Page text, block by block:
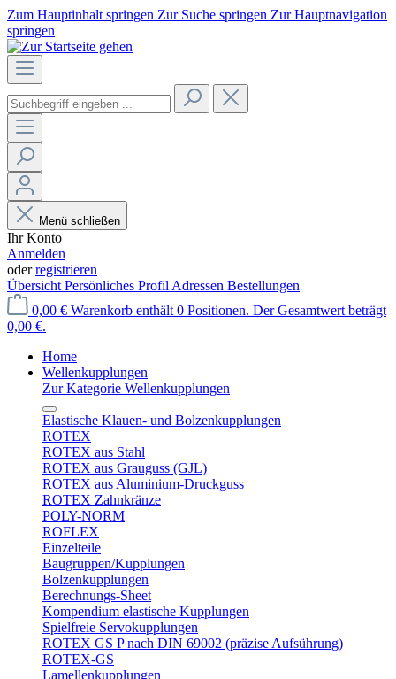
Zum Hauptinhalt springen Zur Suche springen Zur Hauptnavigation
springen
Menü schließen
Ihr Konto
Anmelden
oderregistrieren
Übersicht Persönliches Profil Adressen Bestellungen
0,00 € Warenkorb enthält 0 Positionen. Der Gesamtwert beträgt
0,00 €.
Home
Wellenkupplungen
Zur Kategorie Wellenkupplungen
Elastische Klauen- und Bolzenkupplungen
ROTEX
ROTEX aus Stahl
ROTEX aus Grauguss (GJL)
ROTEX aus Aluminium-Druckguss
ROTEX Zahnkränze
POLY-NORM
ROFLEX
Einzelteile
Baugruppen/Kupplungen
Bolzenkupplungen
Berechnungs-Sheet
Kompendium elastische Kupplungen
Spielfreie Servokupplungen
ROTEX GS P nach DIN 69002 (präzise Aufsührung)
ROTEX-GS
Lamellenkupplungen